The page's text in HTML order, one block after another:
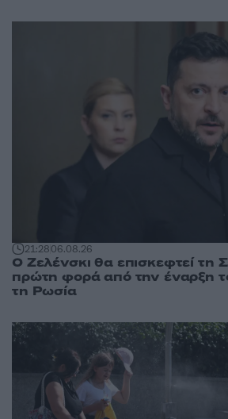
21:2806.08.26
Ο Ζελένσκι θα επισκεφτεί τη
πρώτη φορά από την έναρξη
τη Ρωσία